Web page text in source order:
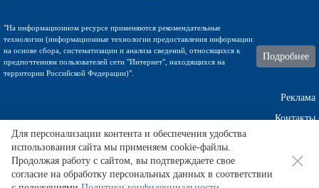
"На информационном ресурсе применяются рекомендательные
технологии (информационные технологии предоставления информации
на основе сбора, систематизации и анализа сведений, относящихся к
предпочтениям пользователей сети "Интернет", находящихся на
территории Российской Федерации)".
Подробнее
Реклама
Контакты
Техническа поддержка
Для персонализации контента и обеспечения удобства
использования сайта мы применяем cookie-файлы.
Продолжая работу с сайтом, вы подтверждаете свое
согласие на обработку персональных данных в соответствии